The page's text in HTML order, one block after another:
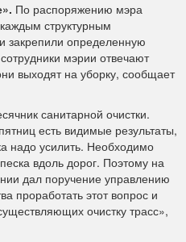
По распоряжению мэра
структурным
закрепили определенную
мэрии отвечают
выходят на уборку, сообщает
санитарной очистки.
есть видимые результаты,
надо усилить. Необходимо
вдоль дорог. Поэтому на
дал поручение управлению
проработать этот вопрос и
очистку трасс»,